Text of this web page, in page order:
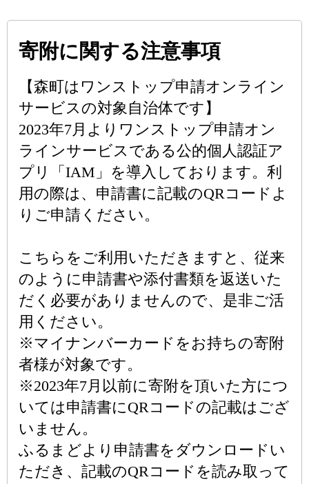
寄附に関する注意事項
【森町はワンストップ申請オンライン
サービスの対象自治体です】
2023年7月よりワンストップ申請オン
ラインサービスである公的個人認証ア
プリ「IAM」を導入しております。利
用の際は、申請書に記載のQRコードよ
りご申請ください。
こちらをご利用いただきますと、従来
のように申請書や添付書類を返送いた
だく必要がありませんので、是非ご活
用ください。
※マイナンバーカードをお持ちの寄附
者様が対象です。
※2023年7月以前に寄附を頂いた方につ
いては申請書にQRコードの記載はござ
いません。
ふるまどより申請書をダウンロードい
ただき、記載のQRコードを読み取って